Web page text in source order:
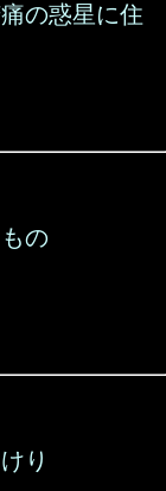
の惑星に住
の
り